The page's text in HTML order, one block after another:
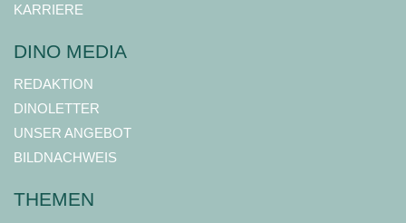
KARRIERE
DINO MEDIA
REDAKTION
DINOLETTER
UNSER ANGEBOT
BILDNACHWEIS
THEMEN